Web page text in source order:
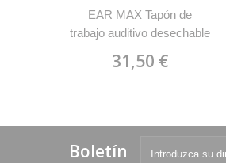
EAR MAX Tapón de
trabajo auditivo desechable
31,50 €
Boletín